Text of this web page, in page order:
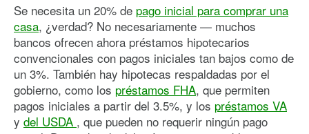
Se necesita un 20% de pago inicial para comprar una
casa, ¿verdad? No necesariamente — muchos
bancos ofrecen ahora préstamos hipotecarios
convencionales con pagos iniciales tan bajos como de
un 3%. También hay hipotecas respaldadas por el
gobierno, como los préstamos FHA, que permiten
pagos iniciales a partir del 3.5%, y los préstamos VA
y del USDA , que pueden no requerir ningún pago